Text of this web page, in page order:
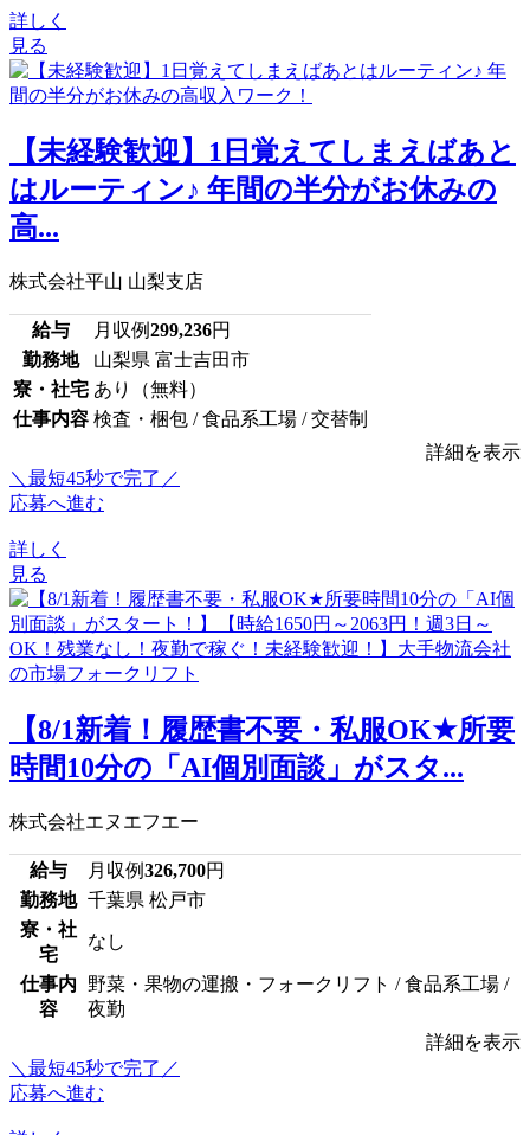
詳しく
見る
【未経験歓迎】1日覚えてしまえばあと
はルーティン♪ 年間の半分がお休みの
高...
株式会社平山 山梨支店
給与 月収例299,236円
勤務地
山梨県 富士吉田市
寮・社宅 あり（無料）
仕事内容 検査・梱包 / 食品系工場 / 交替制
詳細を表示
＼最短45秒で完了／
応募へ進む
詳しく
見る
【8/1新着！履歴書不要・私服OK★所要
時間10分の「AI個別面談」がスタ...
株式会社エヌエフエー
給与 月収例326,700円
勤務地 千葉県 松戸市
寮・社
宅
なし
仕事内
容
野菜・果物の運搬・フォークリフト / 食品系工場 /
夜勤
詳細を表示
＼最短45秒で完了／
応募へ進む